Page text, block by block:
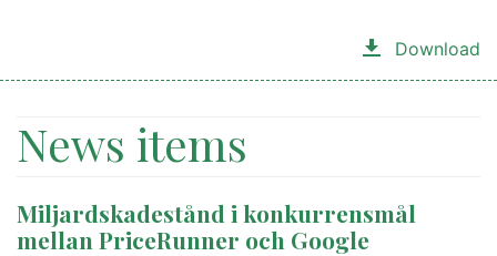
Download
News items
Miljardskadestånd i konkurrensmål
mellan PriceRunner och Google